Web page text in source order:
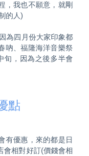
，我也不願意，就剛
的人)
為四月份大家印象都
吶、福隆海洋音樂祭
旬，因為之後多半會
點
有優惠，來的都是日
會相對好訂(價錢會相